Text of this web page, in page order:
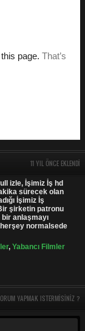
11 YIL ÖNCE EKLENDI
izle, İşimiz İş hd
sürecek olan
İşimiz İş
şirketin patronu
anlaşmayı
normalsede
, Yabancı Filmler
YAPMAK ISTERMISINIZ ?